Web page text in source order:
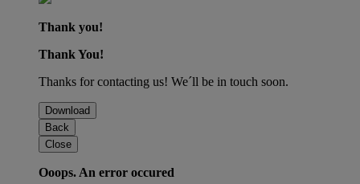
Thank you!
Thank You!
Thanks for contacting us! We´ll be in touch soon.
Download
Back
Close
Ooops. An error occured